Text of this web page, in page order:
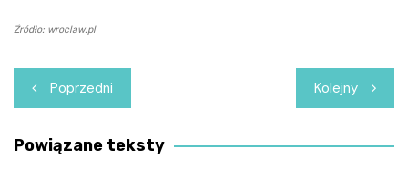
Źródło: wroclaw.pl
Nawigacja
wpisu
Poprzedni Kolejny
Powiązane teksty